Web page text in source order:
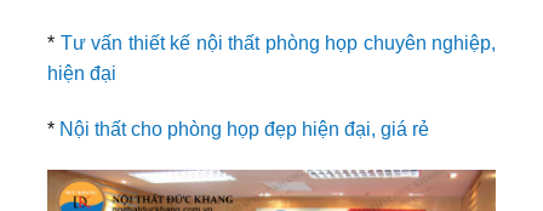
* Tư vấn thiết kế nội thất phòng họp chuyên nghiệp,
hiện đại
* Nội thất cho phòng họp đẹp hiện đại, giá rẻ